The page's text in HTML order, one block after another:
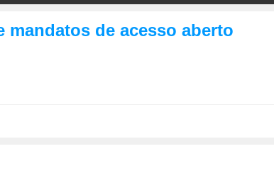
de acesso aberto